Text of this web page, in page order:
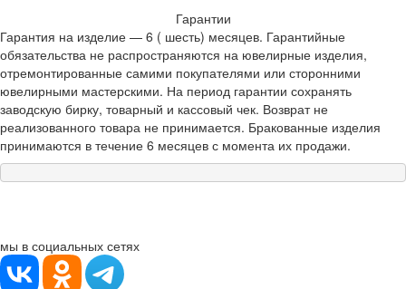
Гарантии
Гарантия на изделие — 6 ( шесть) месяцев. Гарантийные
обязательства не распространяются на ювелирные изделия,
отремонтированные самими покупателями или сторонними
ювелирными мастерскими. На период гарантии сохранять
заводскую бирку, товарный и кассовый чек. Возврат не
реализованного товара не принимается. Бракованные изделия
принимаются в течение 6 месяцев с момента их продажи.
мы в социальных сетях